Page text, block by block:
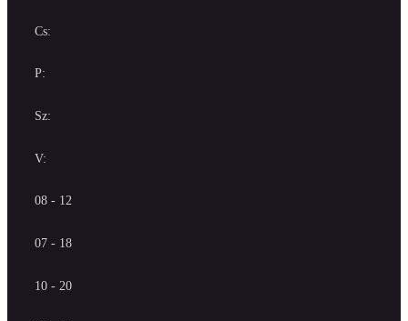
Cs:
P:
Sz:
V:
08 - 12
07 - 18
10 - 20